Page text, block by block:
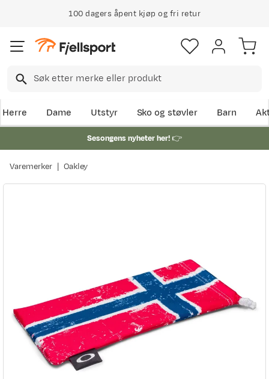
100 dagers åpent kjøp og fri retur
Herre Dame Utstyr Sko og støvler Barn
Sesongens nyheter her!👉
Varemerker Oakley